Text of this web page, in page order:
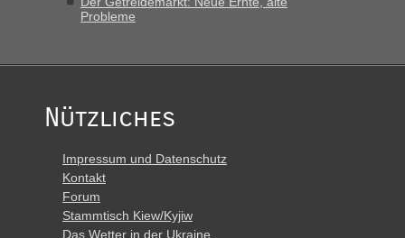
Probleme
Nützliches
Impressum und Datenschutz
Kontakt
Forum
Stammtisch Kiew/Kyjiw
Das Wetter in der Ukraine